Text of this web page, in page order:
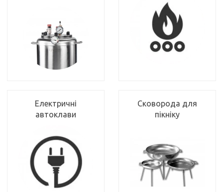
Електричні
автоклави
Сковорода для
пікніку